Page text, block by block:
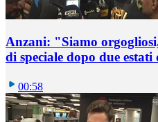
Anzani: "Siamo
di speciale dopo due
00:58